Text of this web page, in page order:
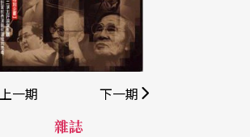
上一期 下一期
雜誌